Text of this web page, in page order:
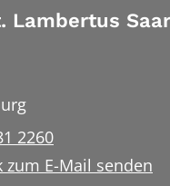
Lambertus
2260
zum E-Mail senden